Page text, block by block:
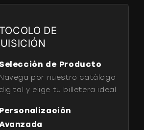
DE
de Producto
Navega por nuestro catálogo
digital y elige tu billetera ideal
Personalización